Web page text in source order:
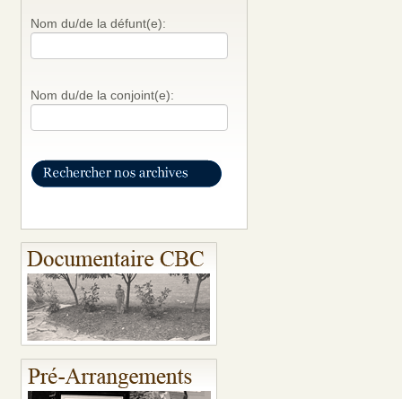
Nom du/de la défunt(e):
Nom du/de la conjoint(e):